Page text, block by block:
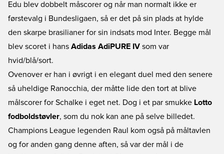
Edu blev dobbelt måscorer og når man normalt ikke er
førstevalg i Bundesligaen, så er det på sin plads at hylde
den skarpe brasilianer for sin indsats mod Inter. Begge mål
blev scoret i hans Adidas AdiPURE IV som var
hvid/blå/sort.
Ovenover er han i øvrigt i en elegant duel med den senere
så uheldige Ranocchia, der måtte lide den tort at blive
målscorer for Schalke i eget net. Dog i et par smukke Lotto
fodboldstøvler, som du nok kan ane på selve billedet.
Champions League legenden Raul kom også på måltavlen
og for anden gang denne aften, så var der mål i de